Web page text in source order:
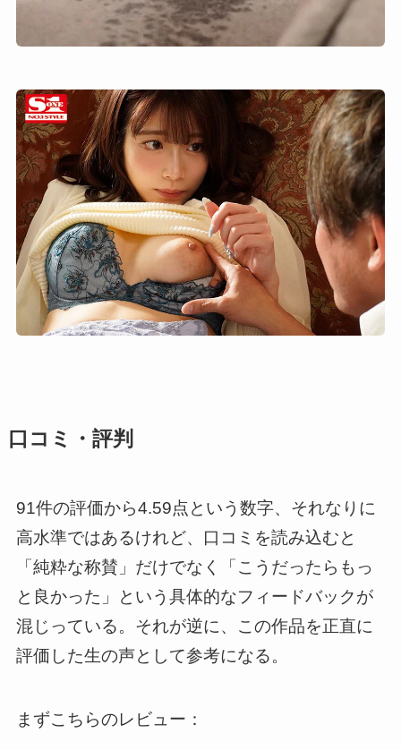
口コミ・評判
91件の評価から4.59点という数字、それなりに
高水準ではあるけれど、口コミを読み込むと
「純粋な称賛」だけでなく「こうだったらもっ
と良かった」という具体的なフィードバックが
混じっている。それが逆に、この作品を正直に
評価した生の声として参考になる。
まずこちらのレビュー：